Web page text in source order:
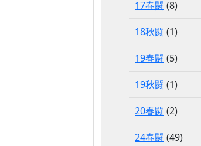
17春闘 (8)
18秋闘 (1)
19春闘 (5)
19秋闘 (1)
20春闘 (2)
24春闘 (49)